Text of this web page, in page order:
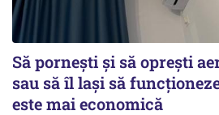
Să pornești și să oprești
sau să îl lași să
este mai economică